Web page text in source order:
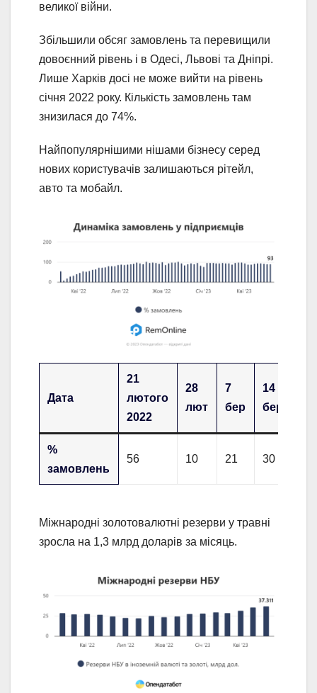
великої війни.
Збільшили обсяг замовлень та перевищили
довоєнний рівень і в Одесі, Львові та Дніпрі.
Лише Харків досі не може вийти на рівень
січня 2022 року. Кількість замовлень там
знизилася до 74%.
Найпопулярнішими нішами бізнесу серед
нових користувачів залишаються рітейл,
авто та мобайл.
Дата
21
лютого
2022
28
лют
7
бер
14
бер
%
замовлень
56 10 21 30
Міжнародні золотовалютні резерви у травні
зросла на 1,3 млрд доларів за місяць.